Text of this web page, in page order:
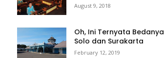
August 9, 2018
Oh, Ini Ternyata Bedanya
Solo dan Surakarta
February 12, 2019